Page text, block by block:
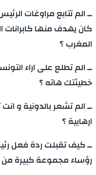
ــ الم تتابع مراوغات
كان يهدف منها كابرانات
المغرب ؟
ــ الم تطلع على اراء
خطيئتك هاته ؟
ــ الم تشعر بالدونية و
ارهابية ؟
ــ كيف تقبلت ردة فعل
رؤساء مجموعة كبيرة من